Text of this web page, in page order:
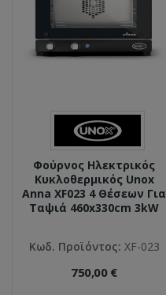
Φούρνος Ηλεκτρικός
Κυκλοθερμικός Unox
Anna XF023 4 Θέσεων Για
Ταψιά 460x330cm 3kW
Κωδ. Προϊόντος: XF-023
750,00 €